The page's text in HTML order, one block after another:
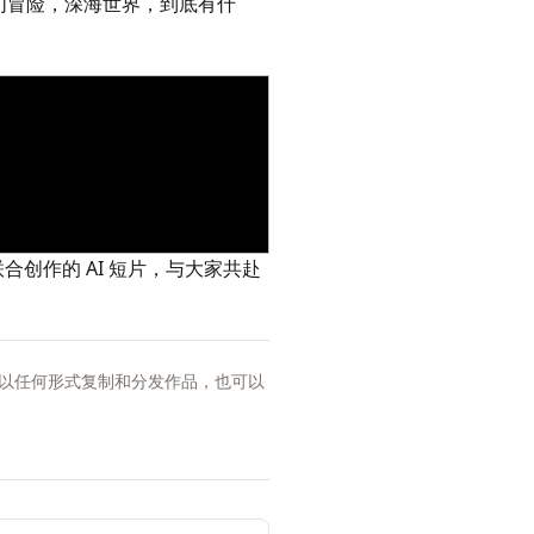
创作的 AI 短片，与大家共赴
任何形式复制和分发作品，也可以